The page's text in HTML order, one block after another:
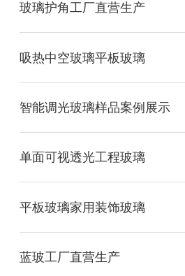
玻璃护角工厂直营生产
吸热中空玻璃平板玻璃
智能调光玻璃样品案例展示
单面可视透光工程玻璃
平板玻璃家用装饰玻璃
蓝玻工厂直营生产